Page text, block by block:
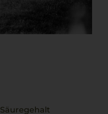
Säuregehalt